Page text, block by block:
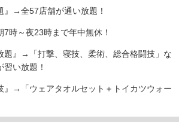
→全57店舗が通い放題！
～夜23時まで年中無休！
』→「打撃、寝技、柔術、総合格闘技」な
い放題！
→「ウェアタオルセット＋トイカツウォー